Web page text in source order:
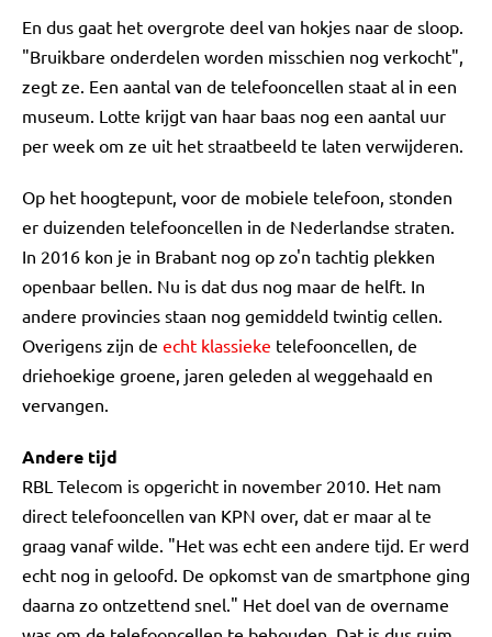
En dus gaat het overgrote deel van hokjes naar de sloop.
"Bruikbare onderdelen worden misschien nog verkocht",
zegt ze. Een aantal van de telefooncellen staat al in een
museum. Lotte krijgt van haar baas nog een aantal uur
per week om ze uit het straatbeeld te laten verwijderen.
Op het hoogtepunt, voor de mobiele telefoon, stonden
er duizenden telefooncellen in de Nederlandse straten.
In 2016 kon je in Brabant nog op zo'n tachtig plekken
openbaar bellen. Nu is dat dus nog maar de helft. In
andere provincies staan nog gemiddeld twintig cellen.
Overigens zijn de echt klassieke telefooncellen, de
driehoekige groene, jaren geleden al weggehaald en
vervangen.
Andere tijd
RBL Telecom is opgericht in november 2010. Het nam
direct telefooncellen van KPN over, dat er maar al te
graag vanaf wilde. "Het was echt een andere tijd. Er werd
echt nog in geloofd. De opkomst van de smartphone ging
daarna zo ontzettend snel." Het doel van de overname